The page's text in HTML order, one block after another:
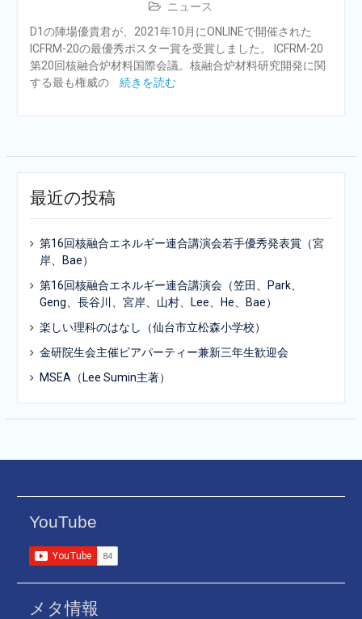
ニュース
D1の陣場優貴君が、2021年10月にONLINEで開催された
ICFRM-20の最優秀ポスター賞を受賞しました。 ICFRM-20
第20回核融合炉材料国際会議。核融合炉材料研究開発に関
する最も権威の
続きを読む
最近の投稿
第16回核融合エネルギー連合講演会若手優秀発表賞（宮
岸、Bae）
第16回核融合エネルギー連合講演会（笠田、Park、
Geng、長谷川、宮岸、山村、Lee、He、Bae）
楽しい理科のはなし（仙台市立松森小学校）
金研院生会主催ビアパーティー兼新三年生歓迎会
MSEA（Lee Sumin主著）
YouTube
メタ情報